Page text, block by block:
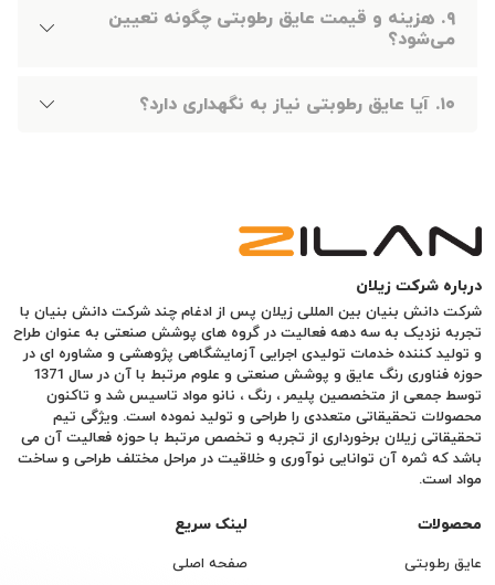
۹. هزینه و قیمت عایق رطوبتی چگونه تعیین
می‌شود؟
۱۰. آیا عایق رطوبتی نیاز به نگهداری دارد؟
درباره شرکت زیلان
شرکت دانش بنیان بین المللی زیلان پس از ادغام چند شرکت دانش بنیان با
تجربه نزدیک به سه دهه فعالیت در گروه های پوشش صنعتی به عنوان طراح
و تولید کننده خدمات تولیدی اجرایی آزمایشگاهی پژوهشی و مشاوره ای در
حوزه فناوری رنگ عایق و پوشش صنعتی و علوم مرتبط با آن در سال 1371
توسط جمعی از متخصصین پلیمر ، رنگ ، نانو مواد تاسیس شد و تاکنون
محصولات تحقیقاتی متعددی را طراحی و تولید نموده است. ویژگی تیم
تحقیقاتی زیلان برخورداری از تجربه و تخصص مرتبط با حوزه فعالیت آن می
باشد که ثمره آن توانایی نوآوری و خلاقیت در مراحل مختلف طراحی و ساخت
مواد است.
محصولات
عایق رطوبتی
لینک سریع
صفحه اصلی